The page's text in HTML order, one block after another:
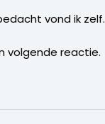
vond ik zelf.
volgende reactie.